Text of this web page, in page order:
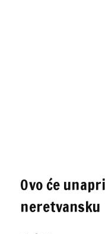
Ovo će